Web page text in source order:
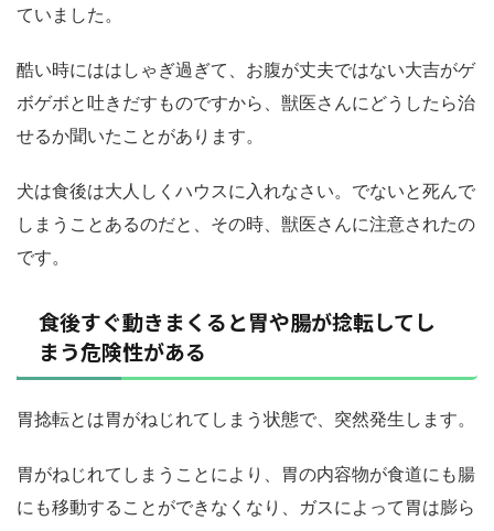
ていました。
酷い時にははしゃぎ過ぎて、お腹が丈夫ではない大吉がゲ
ボゲボと吐きだすものですから、獣医さんにどうしたら治
せるか聞いたことがあります。
犬は食後は大人しくハウスに入れなさい。でないと死んで
しまうことあるのだと、その時、獣医さんに注意されたの
です。
食後すぐ動きまくると胃や腸が捻転してし
まう危険性がある
胃捻転とは胃がねじれてしまう状態で、突然発生します。
胃がねじれてしまうことにより、胃の内容物が食道にも腸
にも移動することができなくなり、ガスによって胃は膨ら